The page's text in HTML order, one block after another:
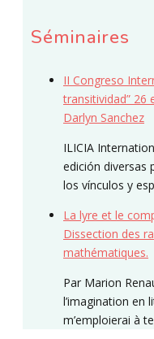
Séminaires
II Congreso
transitividad” 26
Darlyn Sanchez
ILICIA
edición diversas
los vínculos y
La lyre et le
Dissection des
mathématiques.
Par Marion
l’imagination en
m’emploierai à